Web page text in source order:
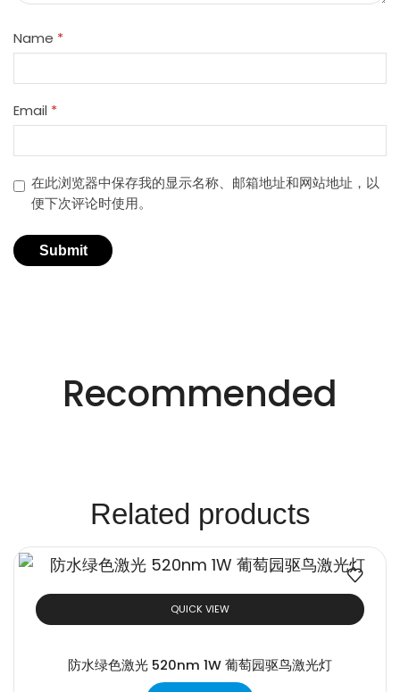
Name *
Email *
在此浏览器中保存我的显示名称、邮箱地址和网站地址，以
便下次评论时使用。
创新的激光解决方
案。
Recommended
Related products
QUICK VIEW
防水绿色激光 520nm 1W 葡萄园驱鸟激光灯